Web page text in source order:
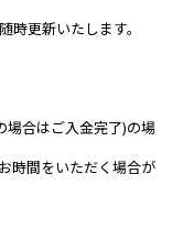
時更新いたします。
合はご入金完了)の場
時間をいただく場合が